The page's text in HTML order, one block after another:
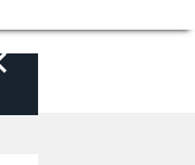
৯১ লাখ টাকা ব্যয়